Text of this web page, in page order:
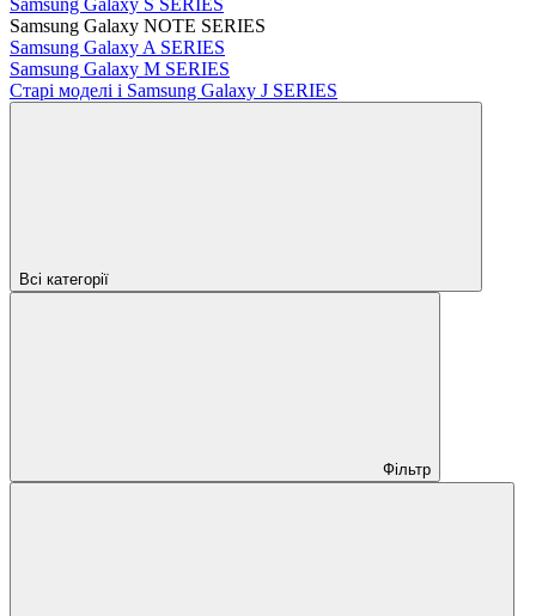
Samsung Galaxy NOTE SERIES
Samsung Galaxy A SERIES
Samsung Galaxy M SERIES
Старі моделі і Samsung Galaxy J SERIES
Всі категорії
Фільтр